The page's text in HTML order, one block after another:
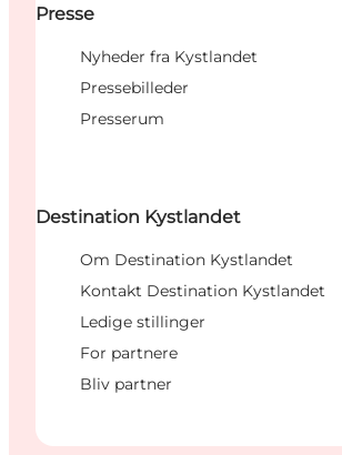
Presse
Nyheder fra Kystlandet
Pressebilleder
Presserum
Destination Kystlandet
Om Destination Kystlandet
Kontakt Destination Kystlandet
Ledige stillinger
For partnere
Bliv partner